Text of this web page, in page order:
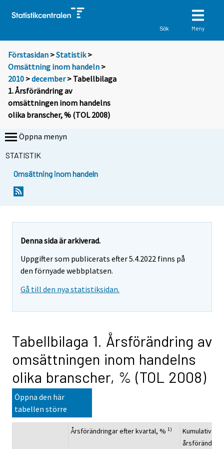
Sök Meny
Förstasidan >Statistik >
Omsättning inom handeln >
2010 >december> Tabellbilaga
1. Årsförändring av
omsättningen inom handelns
olika branscher, % (TOL 2008)
Öppna menyn
STATISTIK
Omsättning inom handeln
Denna sida är arkiverad.
Uppgifter som publicerats efter 5.4.2022 finns på
den förnyade webbplatsen.
Gå till den nya statistiksidan.
Tabellbilaga 1. Årsförändring av
omsättningen inom handelns
olika branscher, % (TOL 2008)
Öppna den här
tabellen större
Årsförändringar efter kvartal, % 1)
Kumulativ